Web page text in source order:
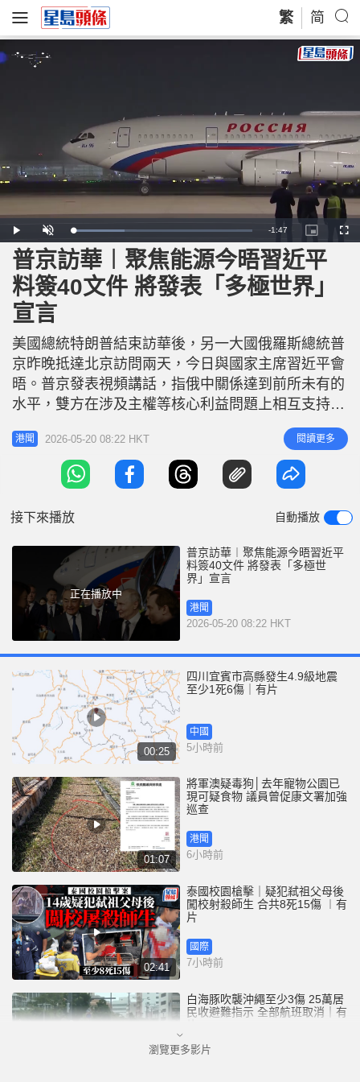
繁 简
P
l
a
y
U
n
m
u
t
e
L
o
a
d
e
:
2
8
R
e
m
n
-1:47
P
i
c
t
-
c
t
u
r
e
F
u
普京訪華︱聚焦能源今晤習近平
料簽40文件 將發表「多極世界」
宣言
美國總統特朗普結束訪華後，另一大國俄羅斯總統普
京昨晚抵達北京訪問兩天，今日與國家主席習近平會
晤。普京發表視頻講話，指俄中關係達到前所未有的
水平，雙方在涉及主權等核心利益問題上相互支持，
並強調俄中友誼不針對第三方。普京此次率領5名副
總理、8名部長及眾多企業代表訪華，陣容強大。在
伊朗戰事的影響下，中方會否加大進口俄國能源成為
焦點。俄方透露雙方將簽署近40項雙邊合作文件，並
港聞 2026-05-20 08:22 HKT 閱讀更多
接下來播放 自動播放
正在播放中
普京訪華︱聚焦能源今晤習近平
料簽40文件 將發表「多極世
界」宣言
港聞
2026-05-20 08:22 HKT
00:25
四川宜賓市高縣發生4.9級地震
至少1死6傷｜有片
中國
5小時前
01:07
將軍澳疑毒狗│去年寵物公園已
現可疑食物 議員曾促康文署加強
巡查
港聞
6小時前
02:41
泰國校園槍擊｜疑犯弒祖父母後
闖校射殺師生 合共8死15傷 ︱有
片
國際
7小時前
白海豚吹襲沖繩至少3傷 25萬居
民收避難指示 全部航班取消｜有
國際
瀏覽更多影片